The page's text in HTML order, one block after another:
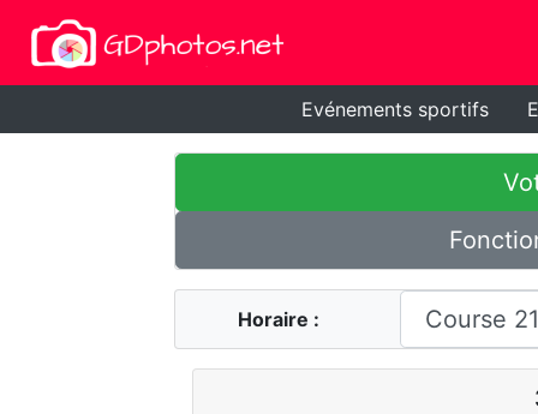
Evénements sportifs
Horaire :